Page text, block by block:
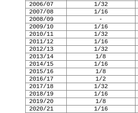
2006/07
1/32
2007/08
1/16
2008/09
-
2009/10
1/16
2010/11
1/32
2011/12
1/16
2012/13
1/32
2013/14
1/8
2014/15
1/16
2015/16
1/8
2016/17
1/2
2017/18
1/32
2018/19
1/16
2019/20
1/8
2020/21 1/16